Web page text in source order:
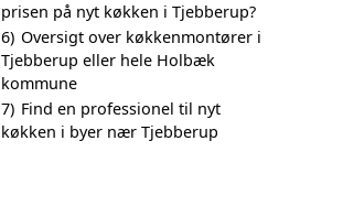
prisen på nyt køkken i Tjebberup?
6) Oversigt over køkkenmontører i
Tjebberup eller hele Holbæk
kommune
7) Find en professionel til nyt
køkken i byer nær Tjebberup